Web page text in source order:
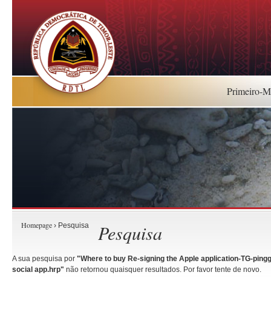
Primeiro-
Homepage › Pesquisa Pesquisa
A sua pesquisa por "Where to buy Re-signing the Apple application-TG-
social app.hrp" não retornou quaisquer resultados. Por favor tente de novo.